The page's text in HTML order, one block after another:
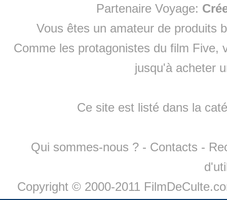
Partenaire Voyage:
Vous êtes un amateur de produits
Comme les protagonistes du film Five,
jusqu'à acheter
Ce site est listé dans la
Qui sommes-nous ? - Contacts -
Copyright © 2000-2011